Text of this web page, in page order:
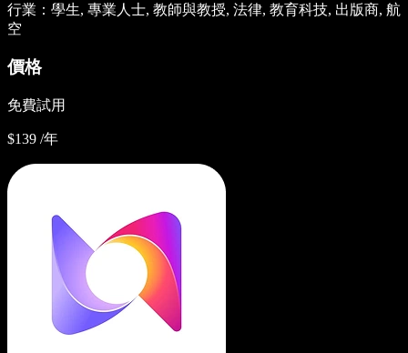
行業：學生, 專業人士, 教師與教授, 法律, 教育科技, 出版商, 航
空
價格
免費試用
$139 /年